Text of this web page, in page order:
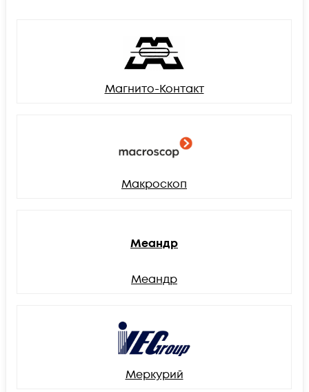
Магнито-Контакт
Макроскоп
Меандр
Меандр
Меркурий